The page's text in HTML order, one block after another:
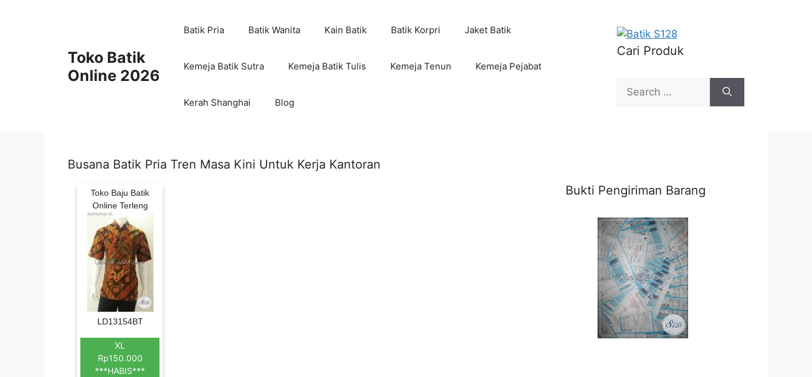
Toko Batik
Online 2026
Batik Pria Batik Wanita Kain Batik Batik Korpri Jaket Batik
Kemeja Batik Sutra Kemeja Batik Tulis Kemeja Tenun Kemeja Pejabat
Kerah Shanghai Blog
Cari Produk
Search
for:
Busana Batik Pria Tren Masa Kini Untuk Kerja Kantoran
Toko Baju Batik
Online Terleng
LD13154BT
XL
Rp150.000
***HABIS***
Bukti Pengiriman Barang